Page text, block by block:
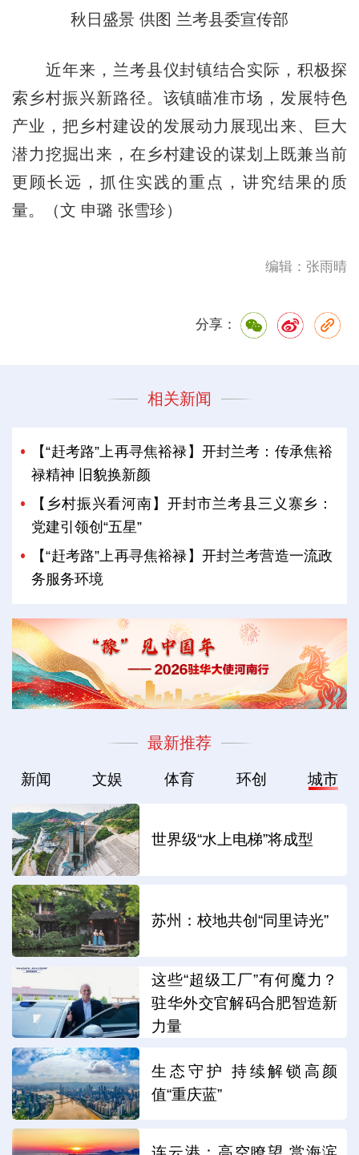
秋日盛景 供图 兰考县委宣传部
近年来，兰考县仪封镇结合实际，积极探
索乡村振兴新路径。该镇瞄准市场，发展特色
产业，把乡村建设的发展动力展现出来、巨大
潜力挖掘出来，在乡村建设的谋划上既兼当前
更顾长远，抓住实践的重点，讲究结果的质
量。（文 申璐 张雪珍）
编辑：张雨晴
分享：
相关新闻
【“赶考路”上再寻焦裕禄】开封兰考：传承焦裕
禄精神 旧貌换新颜
【乡村振兴看河南】开封市兰考县三义寨乡：
党建引领创“五星”
【“赶考路”上再寻焦裕禄】开封兰考营造一流政
务服务环境
最新推荐
新闻 文娱 体育 环创 城市
世界级“水上电梯”将成型
苏州：校地共创“同里诗光”
这些“超级工厂”有何魔力？
驻华外交官解码合肥智造新
力量
生态守护 持续解锁高颜
值“重庆蓝”